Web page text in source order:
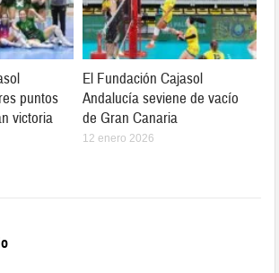
puntos
victoria
El Fundación Cajasol
Andalucía seviene de vacío
de Gran Canaria
12 enero 2026